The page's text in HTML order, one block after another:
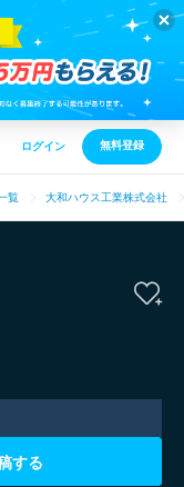
ログイン 無料登録
覧 大和ハウス工業株式会社
する